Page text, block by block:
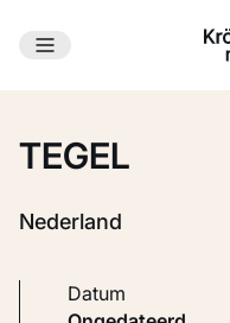
Ga naar
TEGEL
Nederland
Datum